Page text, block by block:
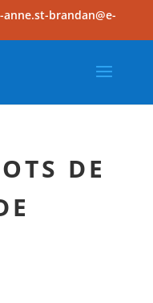
anne.st-brandan@e-
DE